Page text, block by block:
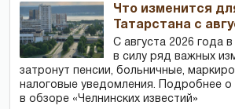
Что изменится
Татарстана с
С августа 2026 года
в силу ряд важных
затронут пенсии, больничные,
налоговые уведомления. Подробнее о
в обзоре «Челнинских известий»